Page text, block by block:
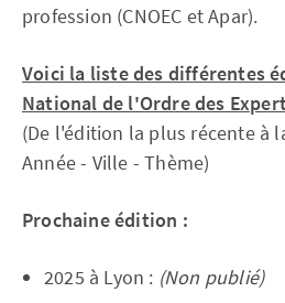
profession (CNOEC et Apar).
Voici la liste des différentes
National de l'Ordre des
(De l'édition la plus récente à
Année - Ville - Thème)
Prochaine édition :
2025 à Lyon : (Non publié)